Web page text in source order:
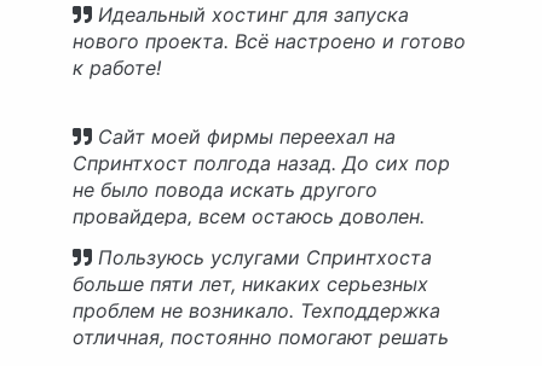
Идеальный хостинг для запуска
нового проекта. Всё настроено и готово
к работе!
Сайт моей фирмы переехал на
Спринтхост полгода назад. До сих пор
не было повода искать другого
провайдера, всем остаюсь доволен.
Пользуюсь услугами Спринтхоста
больше пяти лет, никаких серьезных
проблем не возникало. Техподдержка
отличная, постоянно помогают решать